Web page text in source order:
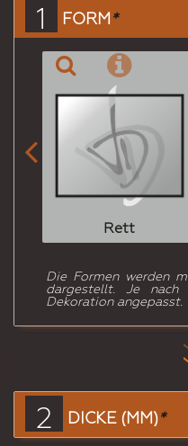
1 FORM*
Rett

Die Formen werden
dargestellt. Je
Dekoration angepasst.
2 DICKE (MM)*